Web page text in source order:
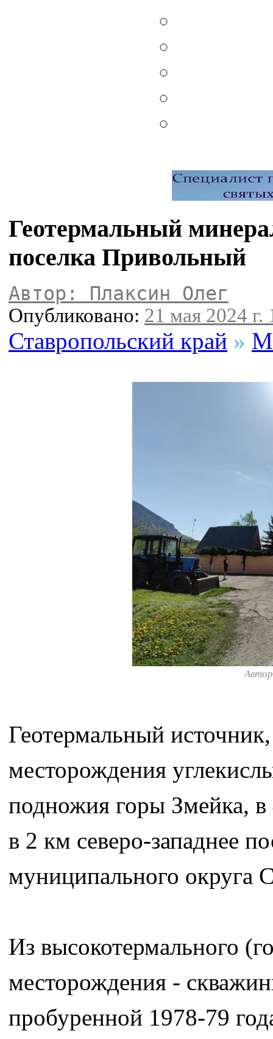
Геотермальный
поселка Привольный
Автор: Плаксин Олег
Опубликовано: 21 мая 2024 г.
Ставропольский край »
Геотермальный
месторождения
подножия горы Змейка,
в 2 км северо-западнее
муниципального округа
Из высокотермального
месторождения -
пробуренной 1978-79